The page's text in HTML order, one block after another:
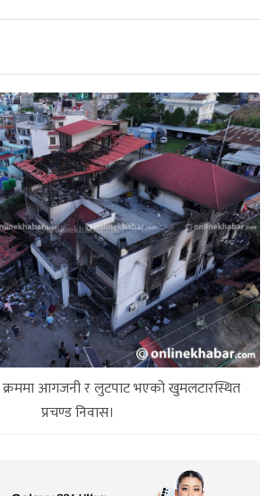
क्रममा आगजनी र लुटपाट भएको खुमलटारस्थित
प्रचण्ड निवास।